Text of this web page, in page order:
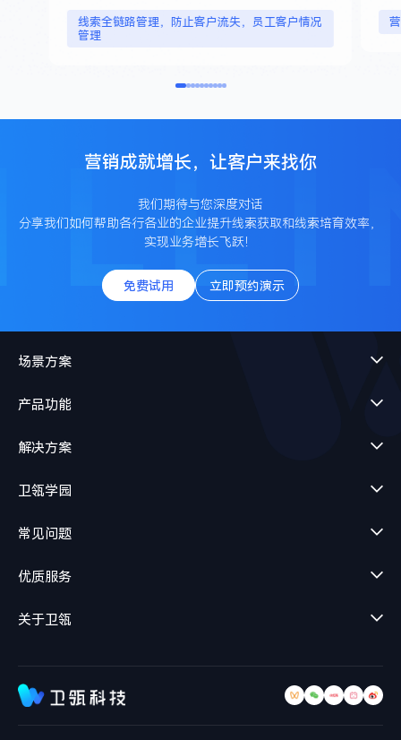
线索全链路管理，防止客户流失，员工客户情况
管理
营销成就增长，让客户来找你
我们期待与您深度对话
分享我们如何帮助各行各业的企业提升线索获取和线索培育效率，
实现业务增长飞跃！
免费试用 立即预约演示
场景方案
产品功能
解决方案
卫瓴学园
常见问题
优质服务
关于卫瓴